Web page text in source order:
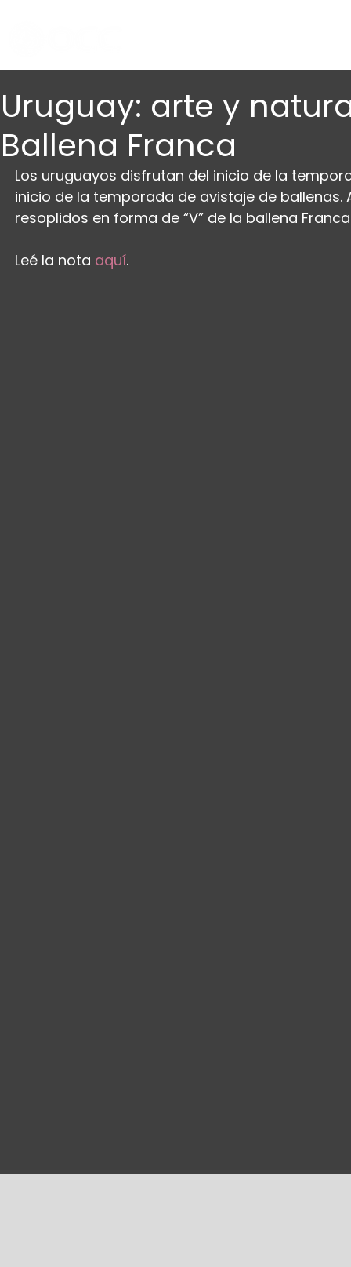
Uruguay: arte y
Ballena Franca
Los uruguayos disfrutan del inicio de la
inicio de la temporada de avistaje de
resoplidos en forma de “V” de la ballena
Leé la nota aquí.